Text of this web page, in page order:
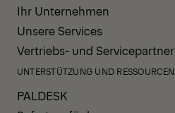
Ihr Unternehmen
Unsere Services
Vertriebs- und Servicepartner
UNTERSTÜTZUNG UND RESSOURCEN
PALDESK